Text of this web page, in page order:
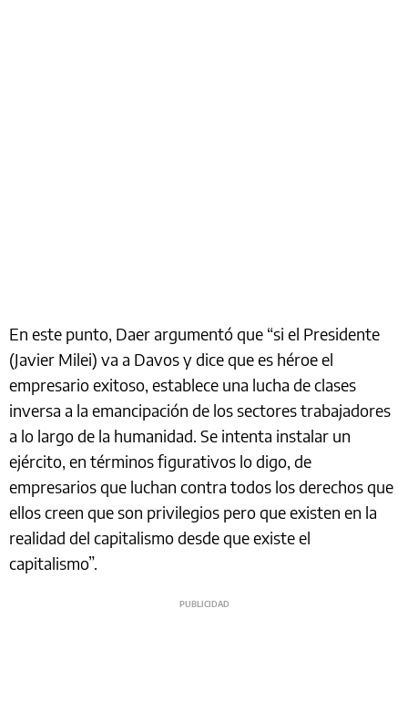
En este punto, Daer argumentó que “si el Presidente
(Javier Milei) va a Davos y dice que es héroe el
empresario exitoso, establece una lucha de clases
inversa a la emancipación de los sectores trabajadores
a lo largo de la humanidad. Se intenta instalar un
ejército, en términos figurativos lo digo, de
empresarios que luchan contra todos los derechos que
ellos creen que son privilegios pero que existen en la
realidad del capitalismo desde que existe el
capitalismo”.